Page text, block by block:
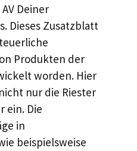
Deiner
Dieses Zusatzblatt
Produkten der
worden. Hier
nur die Riester
ein. Die
in
beispielsweise